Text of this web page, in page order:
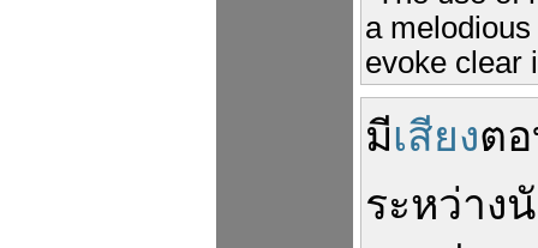
a
evoke clear
มีเสียงต
ระหว่าง